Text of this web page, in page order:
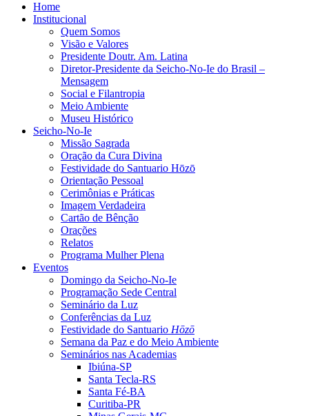
Home
Institucional
Quem Somos
Visão e Valores
Presidente Doutr. Am. Latina
Diretor-Presidente da Seicho-No-Ie do Brasil –
Mensagem
Social e Filantropia
Meio Ambiente
Museu Histórico
Seicho-No-Ie
Missão Sagrada
Oração da Cura Divina
Festividade do Santuario Hōzō
Orientação Pessoal
Cerimônias e Práticas
Imagem Verdadeira
Cartão de Bênção
Orações
Relatos
Programa Mulher Plena
Eventos
Domingo da Seicho-No-Ie
Programação Sede Central
Seminário da Luz
Conferências da Luz
Festividade do Santuario Hōzō
Semana da Paz e do Meio Ambiente
Seminários nas Academias
Ibiúna-SP
Santa Tecla-RS
Santa Fé-BA
Curitiba-PR